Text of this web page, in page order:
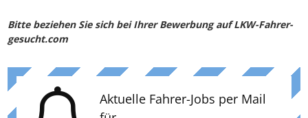
Bitte beziehen Sie sich bei Ihrer Bewerbung auf LKW-Fahrer-
gesucht.com
Aktuelle Fahrer-Jobs per Mail